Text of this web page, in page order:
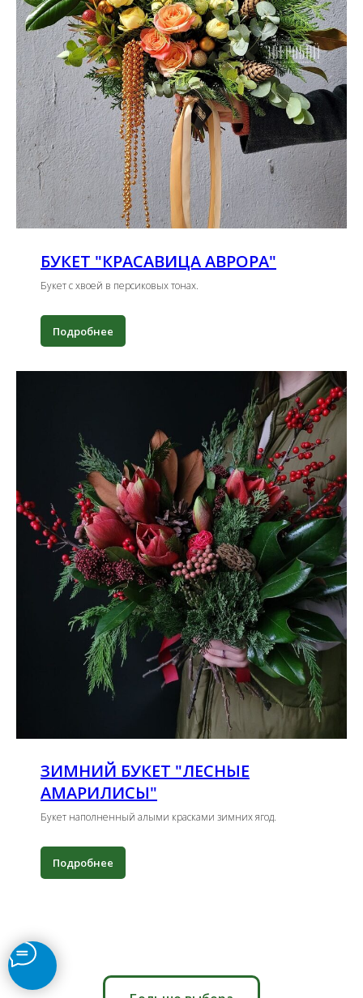
БУКЕТ "КРАСАВИЦА АВРОРА"
Букет с хвоей в персиковых тонах.
Подробнее
ЗИМНИЙ БУКЕТ "ЛЕСНЫЕ
АМАРИЛИСЫ"
Букет наполненный алыми красками зимних ягод.
Подробнее